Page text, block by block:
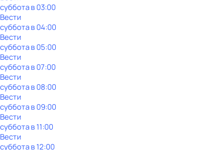
субботав03:00
Вести
субботав04:00
Вести
субботав05:00
Вести
субботав07:00
Вести
субботав08:00
Вести
субботав09:00
Вести
субботав11:00
Вести
субботав12:00